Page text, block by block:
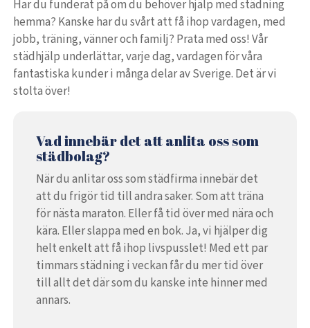
Har du funderat på om du behöver hjälp med städning
hemma? Kanske har du svårt att få ihop vardagen, med
jobb, träning, vänner och familj? Prata med oss! Vår
städhjälp underlättar, varje dag, vardagen för våra
fantastiska kunder i många delar av Sverige. Det är vi
stolta över!
Vad innebär det att anlita oss som
städbolag?
När du anlitar oss som städfirma innebär det
att du frigör tid till andra saker. Som att träna
för nästa maraton. Eller få tid över med nära och
kära. Eller slappa med en bok. Ja, vi hjälper dig
helt enkelt att få ihop livspusslet! Med ett par
timmars städning i veckan får du mer tid över
till allt det där som du kanske inte hinner med
annars.